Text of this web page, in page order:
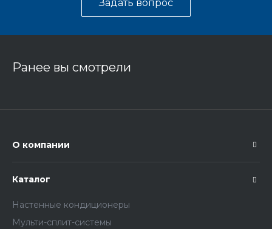
Задать вопрос
Ранее вы смотрели
О компании
Каталог
Настенные кондиционеры
Мульти-сплит-системы